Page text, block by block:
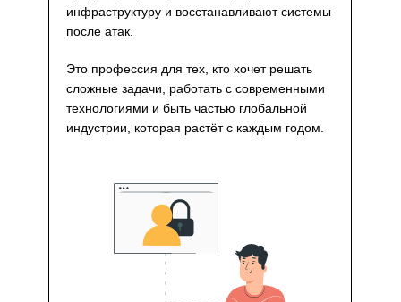
инфраструктуру и восстанавливают системы
после атак.
Это профессия для тех, кто хочет решать
сложные задачи, работать с современными
технологиями и быть частью глобальной
индустрии, которая растёт с каждым годом.